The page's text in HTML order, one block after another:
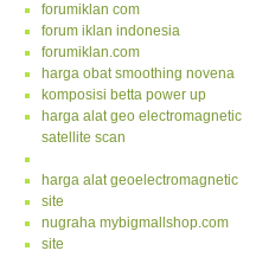
forumiklan com
forum iklan indonesia
forumiklan.com
harga obat smoothing novena
komposisi betta power up
harga alat geo electromagnetic
satellite scan
harga alat geoelectromagnetic
site
nugraha mybigmallshop.com
site